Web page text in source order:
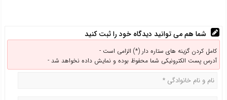
شما هم می توانید دیدگاه خود را ثبت کنید
کامل کردن گزینه های ستاره دار (*) الزامی است -
آدرس پست الکترونیکی شما محفوظ بوده و نمایش داده نخواهد شد -